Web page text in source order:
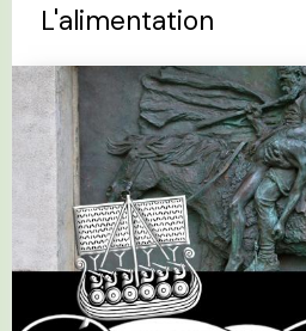
L'alimentation